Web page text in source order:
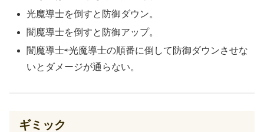
光魔導士を倒すと防御ダウン。
闇魔導士を倒すと防御アップ。
闇魔導士⇨光魔導士の順番に倒して防御ダウンさせな
いとダメージが通らない。
ギミック